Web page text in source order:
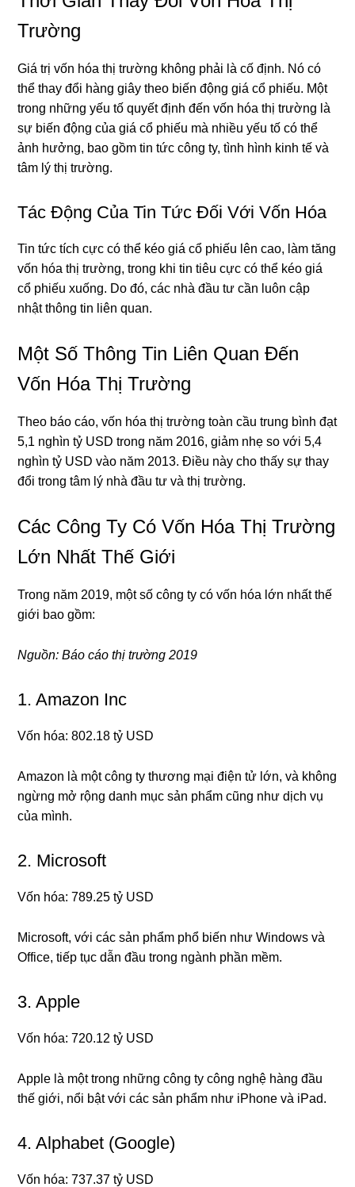
Trường
Giá trị vốn hóa thị trường không phải là cố định. Nó có
thể thay đổi hàng giây theo biến động giá cổ phiếu. Một
trong những yếu tố quyết định đến vốn hóa thị trường là
sự biến động của giá cổ phiếu mà nhiều yếu tố có thể
ảnh hưởng, bao gồm tin tức công ty, tình hình kinh tế và
tâm lý thị trường.
Tác Động Của Tin Tức Đối Với Vốn Hóa
Tin tức tích cực có thể kéo giá cổ phiếu lên cao, làm tăng
vốn hóa thị trường, trong khi tin tiêu cực có thể kéo giá
cổ phiếu xuống. Do đó, các nhà đầu tư cần luôn cập
nhật thông tin liên quan.
Một Số Thông Tin Liên Quan Đến
Vốn Hóa Thị Trường
Theo báo cáo, vốn hóa thị trường toàn cầu trung bình đạt
5,1 nghìn tỷ USD trong năm 2016, giảm nhẹ so với 5,4
nghìn tỷ USD vào năm 2013. Điều này cho thấy sự thay
đổi trong tâm lý nhà đầu tư và thị trường.
Các Công Ty Có Vốn Hóa Thị Trường
Lớn Nhất Thế Giới
Trong năm 2019, một số công ty có vốn hóa lớn nhất thế
giới bao gồm:
Nguồn: Báo cáo thị trường 2019
1. Amazon Inc
Vốn hóa: 802.18 tỷ USD
Amazon là một công ty thương mại điện tử lớn, và không
ngừng mở rộng danh mục sản phẩm cũng như dịch vụ
của mình.
2. Microsoft
Vốn hóa: 789.25 tỷ USD
Microsoft, với các sản phẩm phổ biến như Windows và
Office, tiếp tục dẫn đầu trong ngành phần mềm.
3. Apple
Vốn hóa: 720.12 tỷ USD
Apple là một trong những công ty công nghệ hàng đầu
thế giới, nổi bật với các sản phẩm như iPhone và iPad.
4. Alphabet (Google)
Vốn hóa: 737.37 tỷ USD